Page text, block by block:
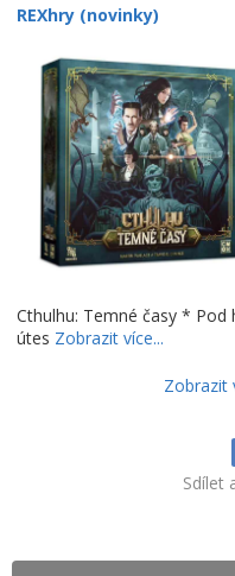
REXhry (novinky)
Cthulhu: Temné časy * Pod
útes Zobrazit více...
Zobrazit
Sdílet